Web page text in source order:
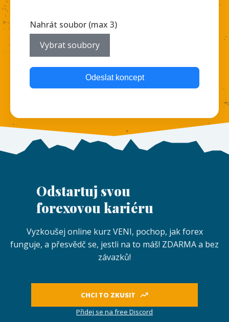
Nahrát soubor (max 3)
Vybrat soubory
Odeslat koncept
Odstartuj svou
forexovou kariéru
Vyzkoušej online kurz VENI, pochop, jak forex
funguje, a přesvědč se, jestli na to máš! ZDARMA a bez
závazků!
CHCI TO ZKUSIT
Přidej se na free Discord